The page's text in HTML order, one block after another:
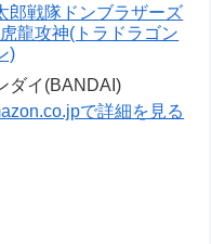
郎戦隊ドンブラザーズ
龍攻神(トラドラゴン
)
ダイ(BANDAI)
で詳細を見る